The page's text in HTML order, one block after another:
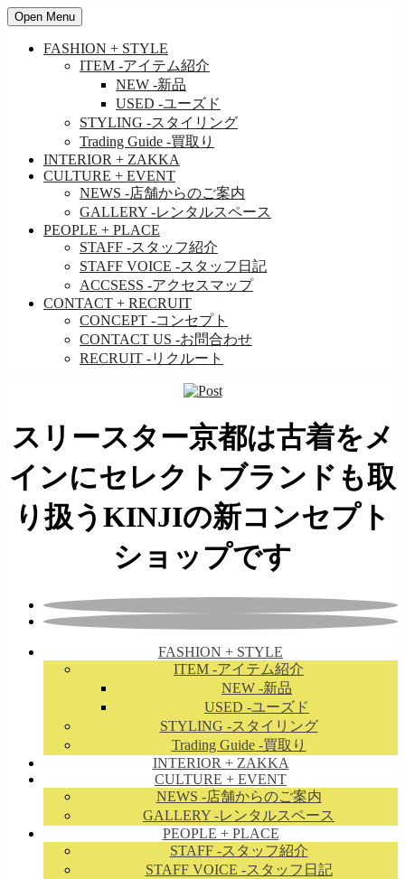
Open Menu
FASHION + STYLE
ITEM -アイテム紹介
NEW -新品
USED -ユーズド
STYLING -スタイリング
Trading Guide -買取り
INTERIOR + ZAKKA
CULTURE + EVENT
NEWS -店舗からのご案内
GALLERY -レンタルスペース
PEOPLE + PLACE
STAFF -スタッフ紹介
STAFF VOICE -スタッフ日記
ACCSESS -アクセスマップ
CONTACT + RECRUIT
CONCEPT -コンセプト
CONTACT US -お問合わせ
RECRUIT -リクルート
スリースター京都は古着をメ
インにセレクトブランドも取
り扱うKINJIの新コンセプト
ショップです
FASHION + STYLE
ITEM -アイテム紹介
NEW -新品
USED -ユーズド
STYLING -スタイリング
Trading Guide-買取り
INTERIOR + ZAKKA
CULTURE + EVENT
NEWS -店舗からのご案内
GALLERY -レンタルスペース
PEOPLE + PLACE
STAFF-スタッフ紹介
STAFF VOICE -スタッフ日記